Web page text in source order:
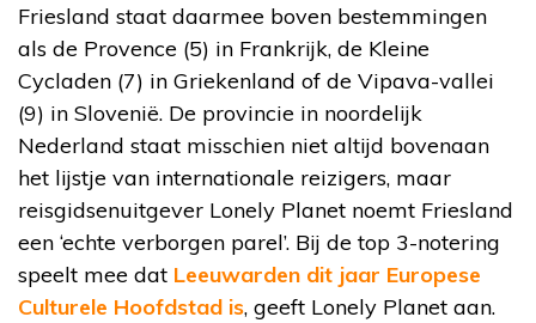
Friesland staat daarmee boven bestemmingen
als de Provence (5) in Frankrijk, de Kleine
Cycladen (7) in Griekenland of de Vipava-vallei
(9) in Slovenië. De provincie in noordelijk
Nederland staat misschien niet altijd bovenaan
het lijstje van internationale reizigers, maar
reisgidsenuitgever Lonely Planet noemt Friesland
een ‘echte verborgen parel’. Bij de top 3-notering
speelt mee dat Leeuwarden dit jaar Europese
Culturele Hoofdstad is, geeft Lonely Planet aan.